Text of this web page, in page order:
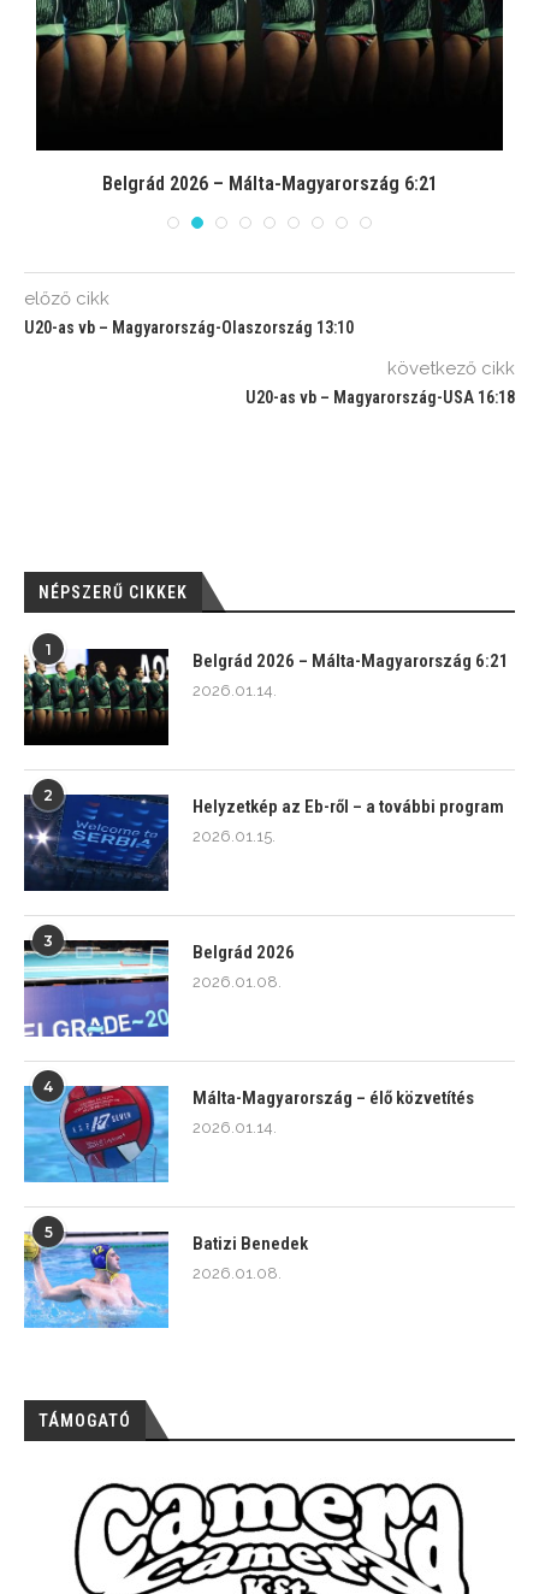
Belgrád 2026 – Málta-Magyarország 6:21
előző cikk
U20-as vb – Magyarország-Olaszország 13:10
következő cikk
U20-as vb – Magyarország-USA 16:18
NÉPSZERŰ CIKKEK
1
Belgrád 2026 – Málta-Magyarország 6:21
2026.01.14.
2
Helyzetkép az Eb-ről – a további program
2026.01.15.
3
Belgrád 2026
2026.01.08.
4
Málta-Magyarország – élő közvetítés
2026.01.14.
5
Batizi Benedek
2026.01.08.
TÁMOGATÓ